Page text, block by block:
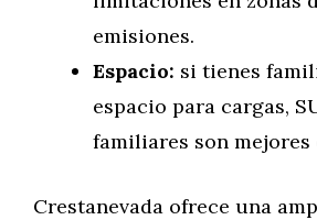
emisiones.
Espacio: si tienes
espacio para cargas,
familiares son mejores
Crestanevada ofrece una